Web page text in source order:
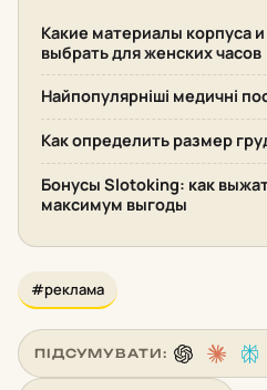
Какие материалы корпуса
выбрать для женских часов
Найпопулярніші медичні
Как определить размер
Бонусы Slotoking: как
максимум выгоды
#реклама
ПІДСУМУВАТИ: